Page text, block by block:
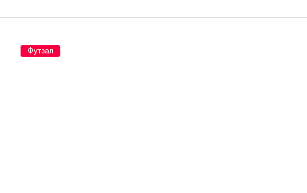
Футзал